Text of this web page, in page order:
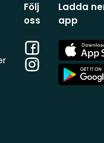
Följ
oss
Facebook
Instagram
Ladda
app
App
Store
App
Store